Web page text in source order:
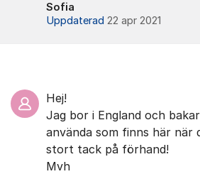
Sofia
Uppdaterad 22 apr 2021
Hej!
Jag bor i England och
använda som finns här när
stort tack på förhand!
Mvh